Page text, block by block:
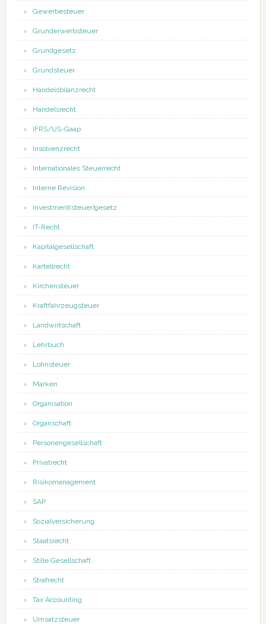
Gewerbesteuer
Grunderwerbsteuer
Grundgesetz
Grundsteuer
Handelsbilanzrecht
Handelsrecht
IFRS/US-Gaap
Insolvenzrecht
Internationales Steuerrecht
Interne Revision
Investment(steuer)gesetz
IT-Recht
Kapitalgesellschaft
Kartellrecht
Kirchensteuer
Kraftfahrzeugsteuer
Landwirtschaft
Lehrbuch
Lohnsteuer
Marken
Organisation
Organschaft
Personengesellschaft
Privatrecht
Risikomanagement
SAP
Sozialversicherung
Staatsrecht
Stille Gesellschaft
Strafrecht
Tax Accounting
Umsatzsteuer